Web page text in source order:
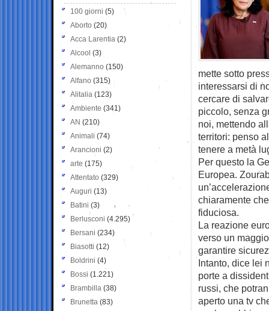
mette sotto
interessarsi di
cercare di
piccolo, senza
noi, mettendo
territori: penso
tenere a metà
Per questo la
Europea.
chiaramente
fiduciosa.
La reazione
verso un
garantire
Intanto, dice lei
porte a
russi, che
aperto una tv
100 giorni (5)
Aborto (20)
Acca Larentia (2)
Alcool (3)
Alemanno (150)
Alfano (315)
Alitalia (123)
Ambiente (341)
AN (210)
Animali (74)
Arancioni (2)
arte (175)
Attentato (329)
Auguri (13)
Batini (3)
Berlusconi (4.295)
Bersani (234)
Biasotti (12)
Boldrini (4)
Bossi (1.221)
Brambilla (38)
Brunetta (83)